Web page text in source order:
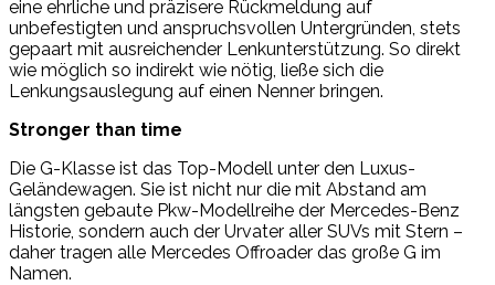
eine ehrliche und präzisere Rückmeldung auf
unbefestigten und anspruchsvollen Untergründen, stets
gepaart mit ausreichender Lenkunterstützung. So direkt
wie möglich so indirekt wie nötig, ließe sich die
Lenkungsauslegung auf einen Nenner bringen.
Stronger than time
Die G-Klasse ist das Top-Modell unter den Luxus-
Geländewagen. Sie ist nicht nur die mit Abstand am
längsten gebaute Pkw-Modellreihe der Mercedes-Benz
Historie, sondern auch der Urvater aller SUVs mit Stern –
daher tragen alle Mercedes Offroader das große G im
Namen.